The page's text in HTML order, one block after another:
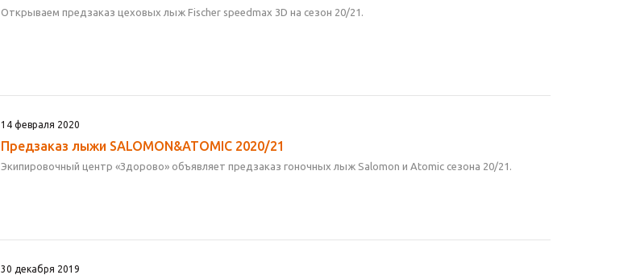
Открываем предзаказ цеховых лыж Fischer speedmax 3D на сезон 20/21.
14 февраля 2020
Предзаказ лыжи SALOMON&ATOMIC 2020/21
Экипировочный центр «Здорово» объявляет предзаказ гоночных лыж Salomon и Atomic сезона 20/21.
30 декабря 2019